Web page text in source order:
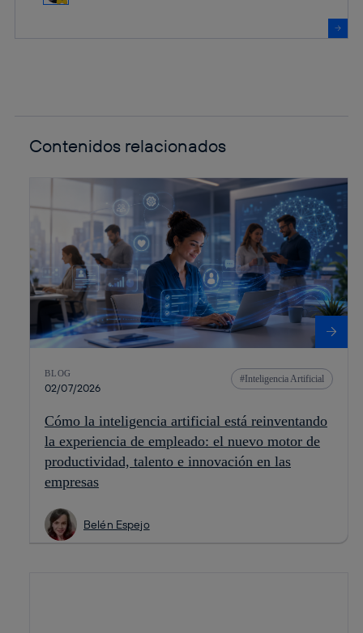
Contenidos relacionados
BLOG
02/07/2026
Inteligencia Artificial
Cómo la inteligencia artificial está reinventando
la experiencia de empleado: el nuevo motor de
productividad, talento e innovación en las
empresas
Belén Espejo